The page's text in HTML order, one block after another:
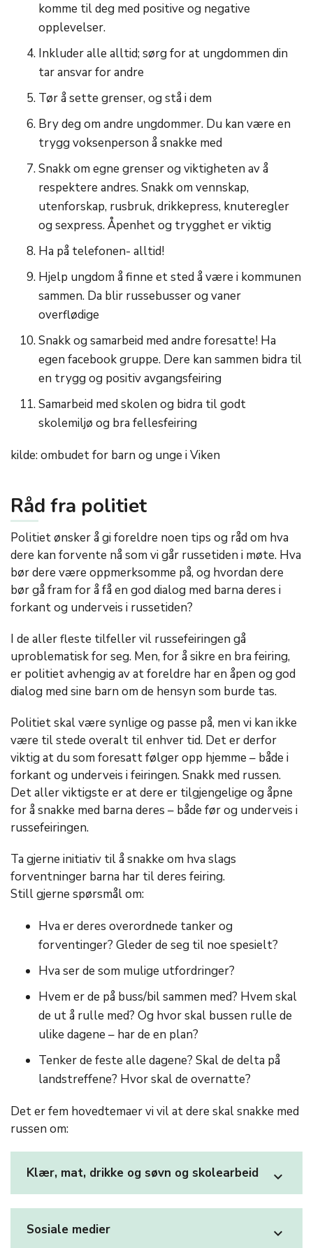
komme til deg med positive og negative
opplevelser.
Inkluder alle alltid; sørg for at ungdommen din
tar ansvar for andre
Tør å sette grenser, og stå i dem
Bry deg om andre ungdommer. Du kan være en
trygg voksenperson å snakke med
Snakk om egne grenser og viktigheten av å
respektere andres. Snakk om vennskap,
utenforskap, rusbruk, drikkepress, knuteregler
og sexpress. Åpenhet og trygghet er viktig
Ha på telefonen- alltid!
Hjelp ungdom å finne et sted å være i kommunen
sammen. Da blir russebusser og vaner
overflødige
Snakk og samarbeid med andre foresatte! Ha
egen facebook gruppe. Dere kan sammen bidra til
en trygg og positiv avgangsfeiring
Samarbeid med skolen og bidra til godt
skolemiljø og bra fellesfeiring
kilde: ombudet for barn og unge i Viken
Råd fra politiet
Politiet ønsker å gi foreldre noen tips og råd om hva
dere kan forvente nå som vi går russetiden i møte. Hva
bør dere være oppmerksomme på, og hvordan dere
bør gå fram for å få en god dialog med barna deres i
forkant og underveis i russetiden?
I de aller fleste tilfeller vil russefeiringen gå
uproblematisk for seg. Men, for å sikre en bra feiring,
er politiet avhengig av at foreldre har en åpen og god
dialog med sine barn om de hensyn som burde tas.
Politiet skal være synlige og passe på, men vi kan ikke
være til stede overalt til enhver tid. Det er derfor
viktig at du som foresatt følger opp hjemme – både i
forkant og underveis i feiringen. Snakk med russen.
Det aller viktigste er at dere er tilgjengelige og åpne
for å snakke med barna deres – både før og underveis i
russefeiringen.
Ta gjerne initiativ til å snakke om hva slags
forventninger barna har til deres feiring.
Still gjerne spørsmål om:
Hva er deres overordnede tanker og
forventinger? Gleder de seg til noe spesielt?
Hva ser de som mulige utfordringer?
Hvem er de på buss/bil sammen med? Hvem skal
de ut å rulle med? Og hvor skal bussen rulle de
ulike dagene – har de en plan?
Tenker de feste alle dagene? Skal de delta på
landstreffene? Hvor skal de overnatte?
Det er fem hovedtemaer vi vil at dere skal snakke med
russen om:
Klær, mat, drikke og søvn og skolearbeid expand_more
Sosiale medier expand_more